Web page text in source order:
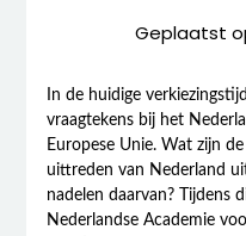
Geplaatst
In de huidige
vraagtekens bij het
Europese Unie. Wat zijn
uittreden van Nederland
nadelen daarvan? Tijdens
Nederlandse Academie